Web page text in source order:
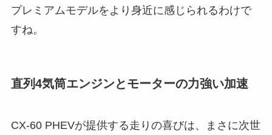
プレミアムモデルをより身近に感じられるわけで
すね。
直列4気筒エンジンとモーターの力強い加速
CX-60 PHEVが提供する走りの喜びは、まさに次世